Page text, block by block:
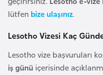
lütfen bize ulaşınız.
Lesotho Vizesi Kaç
Lesotho vize başvuruları
iş günü içerisinde
Ç
a
d
Ç